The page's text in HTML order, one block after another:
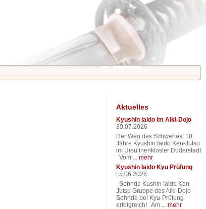
Aktuelles
Kyushin Iaido im Aiki-Dojo
30.07.2026
Der Weg des Schwertes: 10
Jahre Kyushin Iaido Ken-Jutsu
im Ursulinenkloster Duderstadt
Vom ... mehr
Kyushin Iaido Kyu Prüfung
5.06.2026
Sehnde Kushin Iaido Ken-
Jutsu Gruppe des Aiki-Dojo
Sehnde bei Kyu-Prüfung
erfolgreich! Am ... mehr